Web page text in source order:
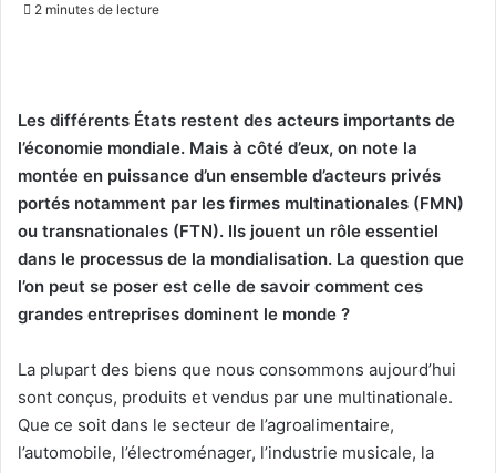
2 minutes de lecture
Les différents États restent des acteurs importants de
l’économie mondiale. Mais à côté d’eux, on note la
montée en puissance d’un ensemble d’acteurs privés
portés notamment par les firmes multinationales (FMN)
ou transnationales (FTN). Ils jouent un rôle essentiel
dans le processus de la mondialisation. La question que
l’on peut se poser est celle de savoir comment ces
grandes entreprises dominent le monde ?
La plupart des biens que nous consommons aujourd’hui
sont conçus, produits et vendus par une multinationale.
Que ce soit dans le secteur de l’agroalimentaire,
l’automobile, l’électroménager, l’industrie musicale, la